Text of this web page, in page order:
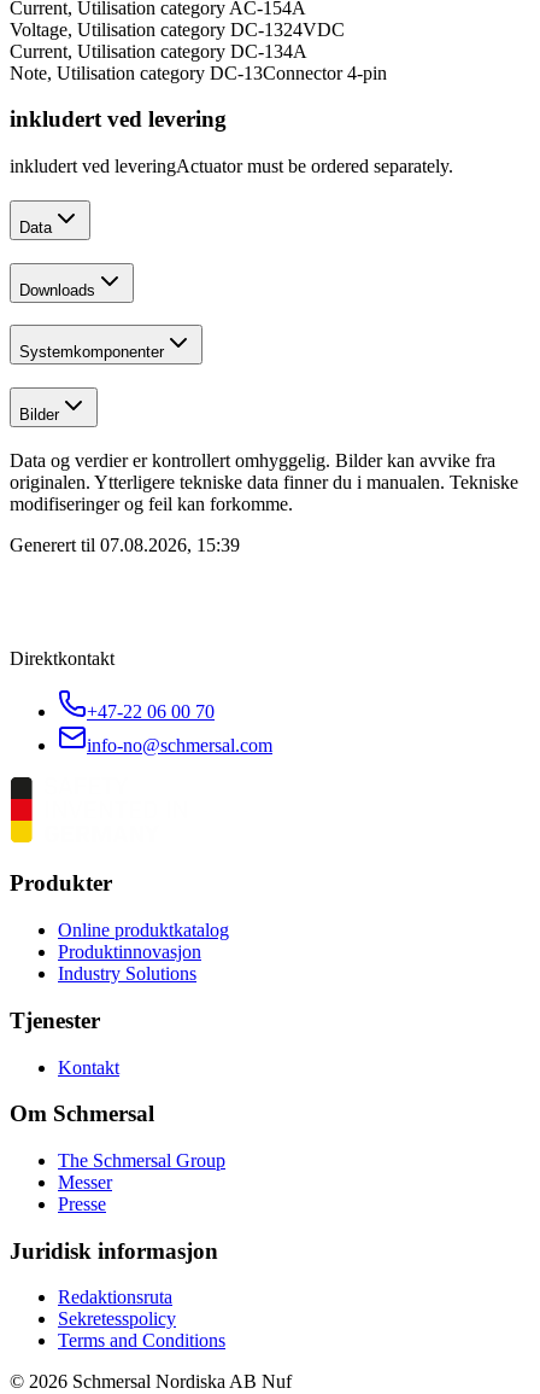
Current, Utilisation category AC-154A
Voltage, Utilisation category DC-1324VDC
Current, Utilisation category DC-134A
Note, Utilisation category DC-13Connector 4-pin
inkludert ved levering
inkludert ved leveringActuator must be ordered separately.
Data
Downloads
Systemkomponenter
Bilder
Data og verdier er kontrollert omhyggelig. Bilder kan avvike fra
originalen. Ytterligere tekniske data finner du i manualen. Tekniske
modifiseringer og feil kan forkomme.
Generert til 07.08.2026, 15:39
Direktkontakt
+47-22 06 00 70
info-no@schmersal.com
Produkter
Online produktkatalog
Produktinnovasjon
Industry Solutions
Tjenester
Kontakt
Om Schmersal
The Schmersal Group
Messer
Presse
Juridisk informasjon
Redaktionsruta
Sekretesspolicy
Terms and Conditions
© 2026 Schmersal Nordiska AB Nuf